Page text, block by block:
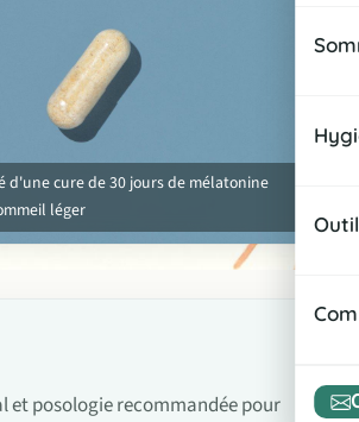
d'une cure de 30 jours de mélatonine
léger
et posologie recommandée pour